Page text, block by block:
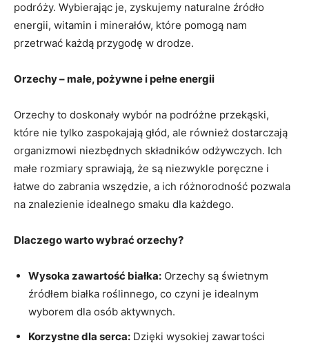
podróży. Wybierając je,​ zyskujemy naturalne źródło
energii,‍ witamin i minerałów, które pomogą nam
⁢przetrwać⁤ każdą przygodę w drodze.
Orzechy ⁤– małe, pożywne i pełne energii
Orzechy to doskonały​ wybór na podróżne przekąski,
które nie tylko zaspokajają głód, ale również dostarczają
organizmowi niezbędnych ⁣składników odżywczych. Ich
małe rozmiary sprawiają, że są​ niezwykle poręczne i⁢
łatwe⁢ do zabrania ⁣wszędzie, a ‍ich różnorodność pozwala
na znalezienie idealnego smaku dla każdego.
Dlaczego warto wybrać orzechy?
Wysoka zawartość białka: Orzechy są świetnym
źródłem białka roślinnego, co czyni je idealnym
‌wyborem‌ dla osób aktywnych.
Korzystne​ dla serca: ‍Dzięki wysokiej ⁣zawartości